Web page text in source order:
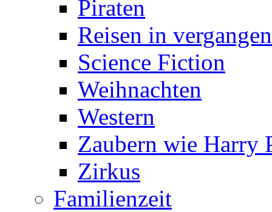
Piraten
Reisen in
Science Fiction
Weihnachten
Western
Zaubern wie Harry
Zirkus
Familienzeit